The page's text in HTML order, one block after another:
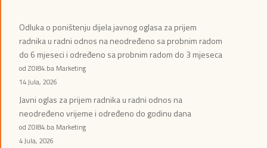
Odluka o poništenju dijela javnog oglasa za prijem
radnika u radni odnos na neodređeno sa probnim radom
do 6 mjeseci i određeno sa probnim radom do 3 mjeseca
od ZOI84.ba Marketing
14 Jula, 2026
Javni oglas za prijem radnika u radni odnos na
neodređeno vrijeme i određeno do godinu dana
od ZOI84.ba Marketing
4 Jula, 2026